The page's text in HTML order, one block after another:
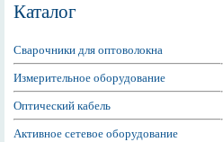
Каталог
Сварочники для оптоволокна
Измерительное оборудование
Оптический кабель
Активное сетевое оборудование